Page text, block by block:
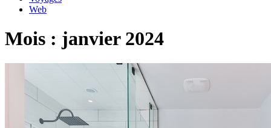
Web
Mois : janvier 2024